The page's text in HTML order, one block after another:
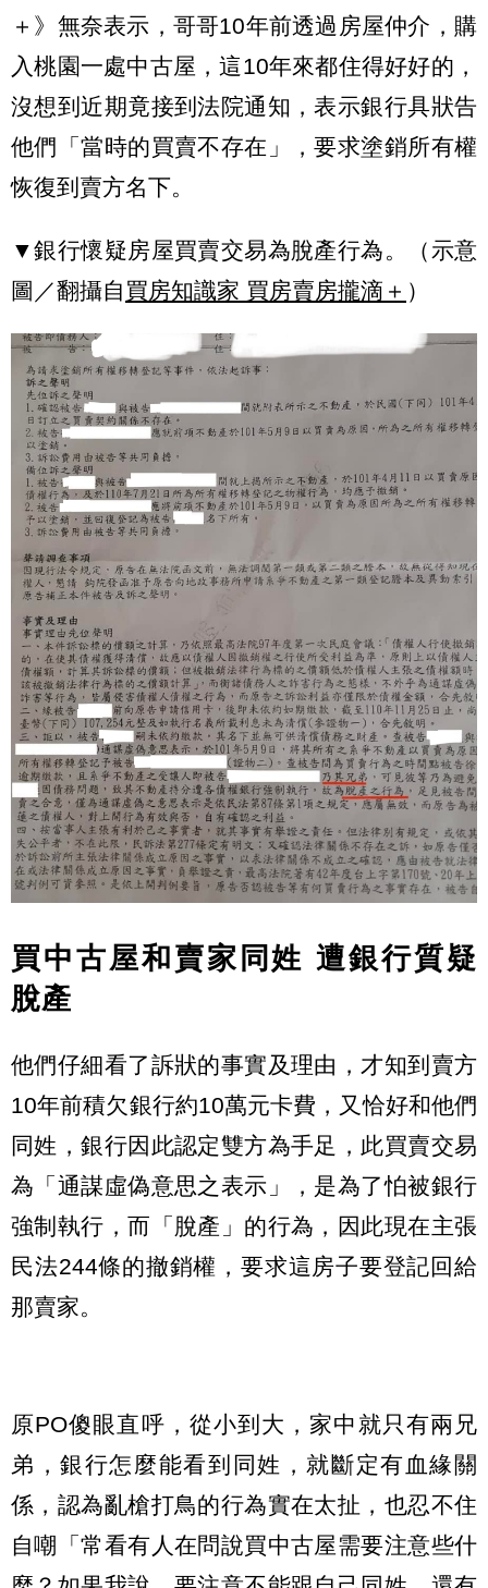
＋》無奈表示，哥哥10年前透過房屋仲介，購
入桃園一處中古屋，這10年來都住得好好的，
沒想到近期竟接到法院通知，表示銀行具狀告
他們「當時的買賣不存在」，要求塗銷所有權
恢復到賣方名下。
▼銀行懷疑房屋買賣交易為脫產行為。（示意
圖／翻攝自 買房知識家 買房賣房攏滴＋ ）
買中古屋和賣家同姓 遭銀行質疑
脫產
他們仔細看了訴狀的事實及理由，才知到賣方
10年前積欠銀行約10萬元卡費，又恰好和他們
同姓，銀行因此認定雙方為手足，此買賣交易
為「通謀虛偽意思之表示」，是為了怕被銀行
強制執行，而「脫產」的行為，因此現在主張
民法244條的撤銷權，要求這房子要登記回給
那賣家。
原PO傻眼直呼，從小到大，家中就只有兩兄
弟，銀行怎麼能看到同姓，就斷定有血緣關
係，認為亂槍打鳥的行為實在太扯，也忍不住
自嘲「常看有人在問說買中古屋需要注意些什